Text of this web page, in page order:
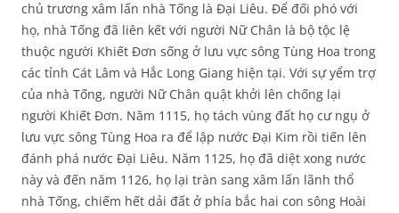
chủ trương xâm lấn nhà Tống là Đại Liêu. Để đối phó với
họ, nhà Tống đã liên kết với người Nữ Chân là bộ tộc lệ
thuộc người Khiết Đơn sống ở lưu vực sông Tùng Hoa trong
các tỉnh Cát Lâm và Hắc Long Giang hiện tại. Với sự yểm trợ
của nhà Tống, người Nữ Chân quật khởi lên chống lại
người Khiết Đơn. Năm 1115, họ tách vùng đất họ cư ngụ ở
lưu vực sông Tùng Hoa ra để lập nước Đại Kim rồi tiến lên
đánh phá nước Đại Liêu. Năm 1125, họ đã diệt xong nước
này và đến năm 1126, họ lại tràn sang xâm lấn lãnh thổ
nhà Tống, chiếm hết dải đất ở phía bắc hai con sông Hoài